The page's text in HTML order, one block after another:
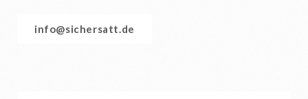
info@sichersatt.de